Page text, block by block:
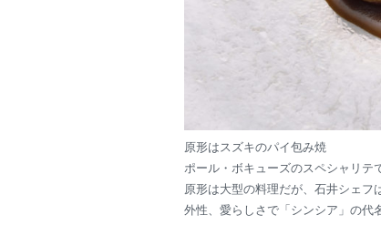
原形はスズキのパイ包み焼
ポール・ボキューズのスペシャリテ
原形は大型の料理だが、石井シェ
外性、愛らしさで「シンシア」の代